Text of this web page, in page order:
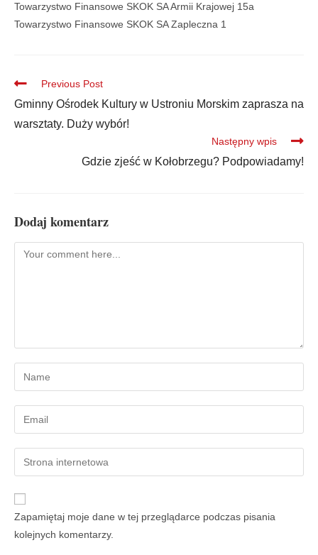
Towarzystwo Finansowe SKOK SA Armii Krajowej 15a
Towarzystwo Finansowe SKOK SA Zapleczna 1
Previous Post
Gminny Ośrodek Kultury w Ustroniu Morskim zaprasza na
warsztaty. Duży wybór!
Następny wpis
Gdzie zjeść w Kołobrzegu? Podpowiadamy!
Dodaj komentarz
Zapamiętaj moje dane w tej przeglądarce podczas pisania
kolejnych komentarzy.